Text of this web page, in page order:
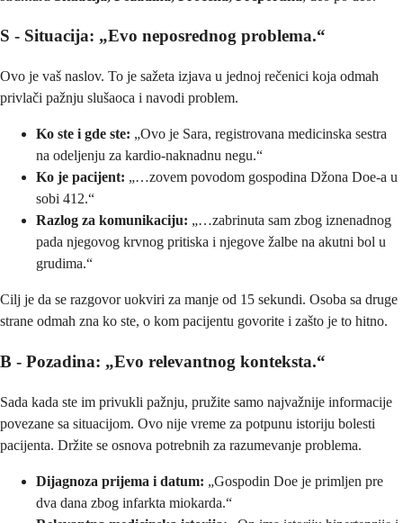
S - Situacija: „Evo neposrednog problema.“
Ovo je vaš naslov. To je sažeta izjava u jednoj rečenici koja odmah
privlači pažnju slušaoca i navodi problem.
Ko ste i gde ste: „Ovo je Sara, registrovana medicinska sestra
na odeljenju za kardio-naknadnu negu.“
Ko je pacijent: „…zovem povodom gospodina Džona Doe-a u
sobi 412.“
Razlog za komunikaciju: „…zabrinuta sam zbog iznenadnog
pada njegovog krvnog pritiska i njegove žalbe na akutni bol u
grudima.“
Cilj je da se razgovor uokviri za manje od 15 sekundi. Osoba sa druge
strane odmah zna ko ste, o kom pacijentu govorite i zašto je to hitno.
B - Pozadina: „Evo relevantnog konteksta.“
Sada kada ste im privukli pažnju, pružite samo najvažnije informacije
povezane sa situacijom. Ovo nije vreme za potpunu istoriju bolesti
pacijenta. Držite se osnova potrebnih za razumevanje problema.
Dijagnoza prijema i datum: „Gospodin Doe je primljen pre
dva dana zbog infarkta miokarda.“